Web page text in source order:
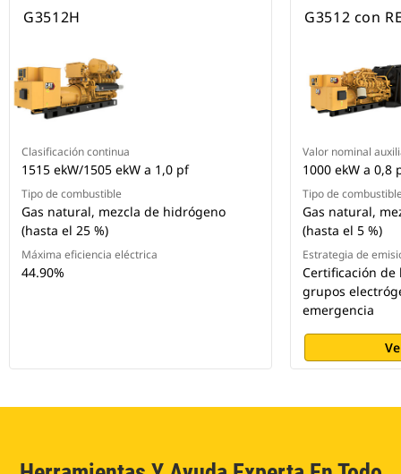
G3512H
Clasificación continua
1515 ekW/1505 ekW a 1,0 pf
Tipo de combustible
Gas natural, mezcla de hidrógeno
(hasta el 25 %)
Máxima eficiencia eléctrica
44.90%
G3512 con
Valor nominal
1000 ekW a 0,8
Tipo de
Gas natural,
(hasta el 5 %)
Estrategia de
Certificación de
grupos
emergencia